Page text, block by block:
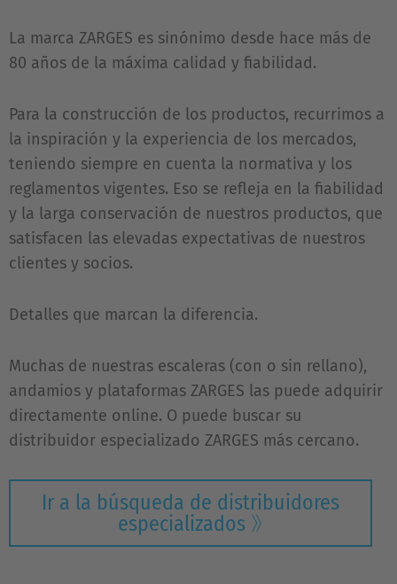
La marca ZARGES es sinónimo desde hace más de
80 años de la máxima calidad y fiabilidad.
Para la construcción de los productos, recurrimos a
la inspiración y la experiencia de los mercados,
teniendo siempre en cuenta la normativa y los
reglamentos vigentes. Eso se refleja en la fiabilidad
y la larga conservación de nuestros productos, que
satisfacen las elevadas expectativas de nuestros
clientes y socios.
Detalles que marcan la diferencia.
Muchas de nuestras escaleras (con o sin rellano),
andamios y plataformas ZARGES las puede adquirir
directamente online. O puede buscar su
distribuidor especializado ZARGES más cercano.
Ir a la búsqueda de distribuidores
especializados